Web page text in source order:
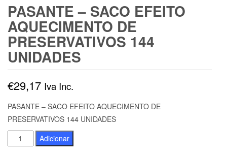
PASANTE – SACO EFEITO
AQUECIMENTO DE
PRESERVATIVOS 144
UNIDADES
€29,17 Iva Inc.
PASANTE – SACO EFEITO AQUECIMENTO DE
PRESERVATIVOS 144 UNIDADES
Quantidade
de
Adicionar